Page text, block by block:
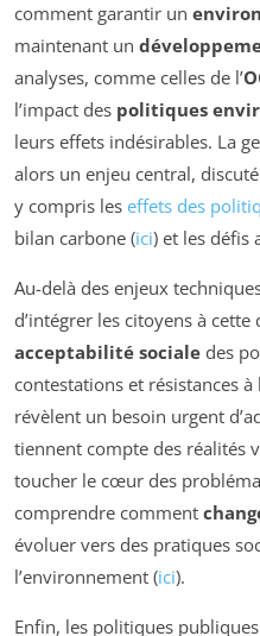
comment garantir un
maintenant un
analyses, comme celles de l’
l’impact des politiques
leurs effets indésirables. La
alors un enjeu central,
y compris les effets des
bilan carbone (ici) et les défis
Au-delà des enjeux
d’intégrer les citoyens à
acceptabilité sociale des
contestations et résistances à
révèlent un besoin urgent
tiennent compte des réalités
toucher le cœur des
comprendre comment
évoluer vers des pratiques
l’environnement (ici).
Enfin, les politiques